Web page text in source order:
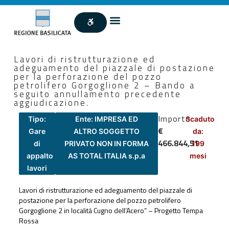
Lavori di ristrutturazione ed
adeguamento del piazzale di postazione
per la perforazione del pozzo
petrolifero Gorgoglione 2 – Bando a
seguito annullamento precedente
aggiudicazione.
Tipo:
Gare
di
appalto
lavori
Ente: IMPRESA ED
ALTRO SOGGETTO
PRIVATO NON IN FORMA
AS TOTAL ITALIA s.p.a
Importo
€
466.844,51
Scaduto
da:
199
mesi
Lavori di ristrutturazione ed adeguamento del piazzale di
postazione per la perforazione del pozzo petrolifero
Gorgoglione 2 in località Cugno dell’Acero” – Progetto Tempa
Rossa